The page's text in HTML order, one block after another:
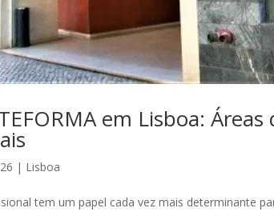
em Lisboa: Áreas
| Lisboa
tem um papel cada vez mais determinante